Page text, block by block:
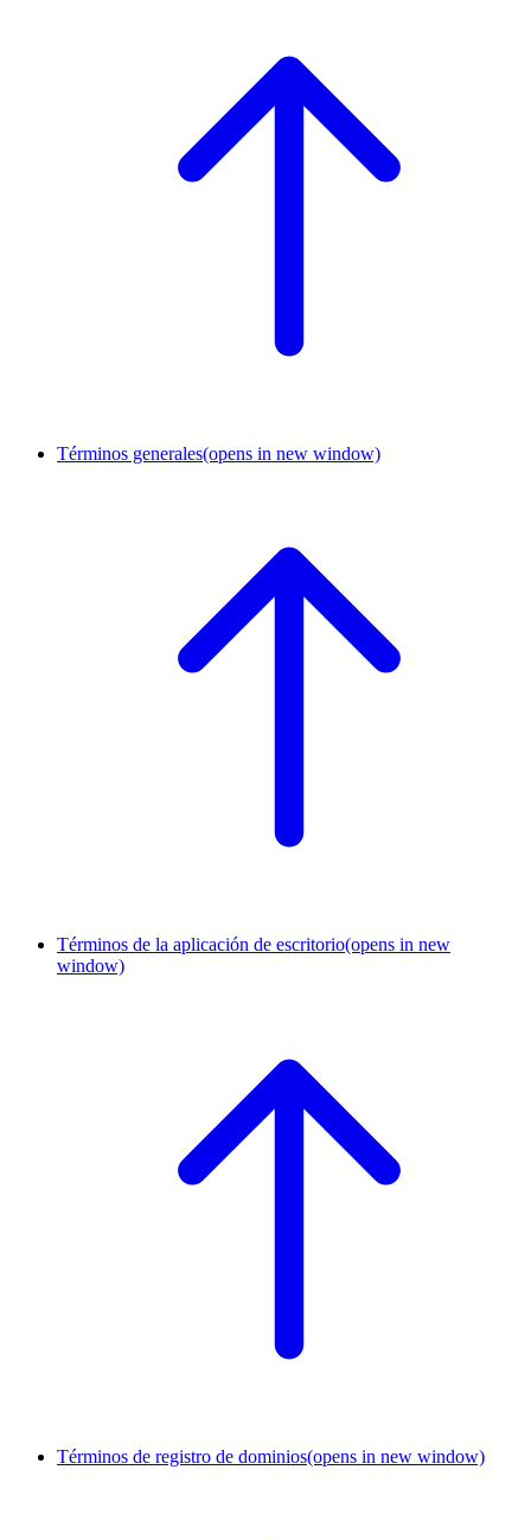
Términos generales(opens in new window)
Términos de la aplicación de escritorio(opens in new
window)
Términos de registro de dominios(opens in new window)